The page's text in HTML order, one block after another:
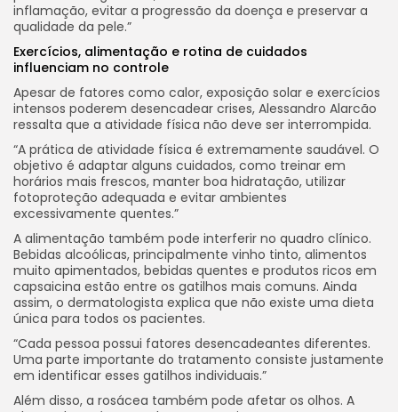
inflamação, evitar a progressão da doença e preservar a
qualidade da pele.”
Exercícios, alimentação e rotina de cuidados
influenciam no controle
Apesar de fatores como calor, exposição solar e exercícios
intensos poderem desencadear crises, Alessandro Alarcão
ressalta que a atividade física não deve ser interrompida.
“A prática de atividade física é extremamente saudável. O
objetivo é adaptar alguns cuidados, como treinar em
horários mais frescos, manter boa hidratação, utilizar
fotoproteção adequada e evitar ambientes
excessivamente quentes.”
A alimentação também pode interferir no quadro clínico.
Bebidas alcoólicas, principalmente vinho tinto, alimentos
muito apimentados, bebidas quentes e produtos ricos em
capsaicina estão entre os gatilhos mais comuns. Ainda
assim, o dermatologista explica que não existe uma dieta
única para todos os pacientes.
“Cada pessoa possui fatores desencadeantes diferentes.
Uma parte importante do tratamento consiste justamente
em identificar esses gatilhos individuais.”
Além disso, a rosácea também pode afetar os olhos. A